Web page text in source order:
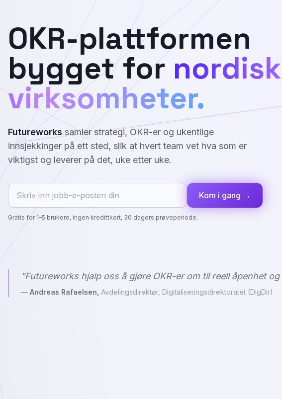
OKR-plattformen
bygget for
virksomheter.
Futureworks samler strategi, OKR-er og ukentlige
innsjekkinger på ett sted, slik at hvert team vet hva som er
viktigst og leverer på det, uke etter uke.
Kom i gang →
Gratis for 1–5 brukere, ingen kredittkort, 30 dagers prøveperiode.
"Futureworks hjalp oss å gjøre OKR-er om til reell åpenhet
— Andreas Rafaelsen, Avdelingsdirektør, Digitaliseringsdirektoratet (DigDir)